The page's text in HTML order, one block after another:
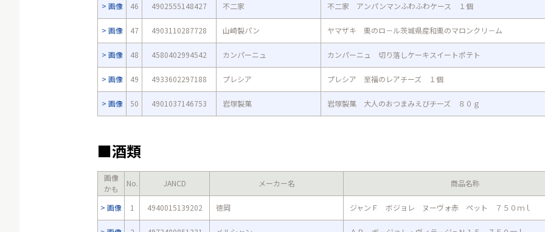
画像 46 4902555148427 不二家 不二家 アンパンマンふわふわケース １個
画像 47 4903110287728 山崎製パン ヤマザキ 栗のロ－ル茨城県産和栗のマロンクリ－ム
画像 48 4580402994542 カンパーニュ カンパーニュ 切り落しケーキスイートポテト
画像 49 4933602297188 プレシア プレシア 至福のレアチーズ １個
画像 50 4901037146753 岩塚製菓 岩塚製菓 大人のおつまみえびチーズ ８０ｇ
■酒類
画像
かも
No. JANCD メーカー名 商品名称
画像 1 4940015139202 徳岡 ジャンＦ ボジョレ ヌーヴォ赤 ペット ７５０ｍｌ